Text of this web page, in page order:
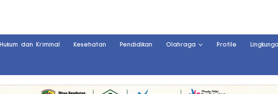
Hukum dan Kriminal Kesehatan Pendidikan Olahraga Profile